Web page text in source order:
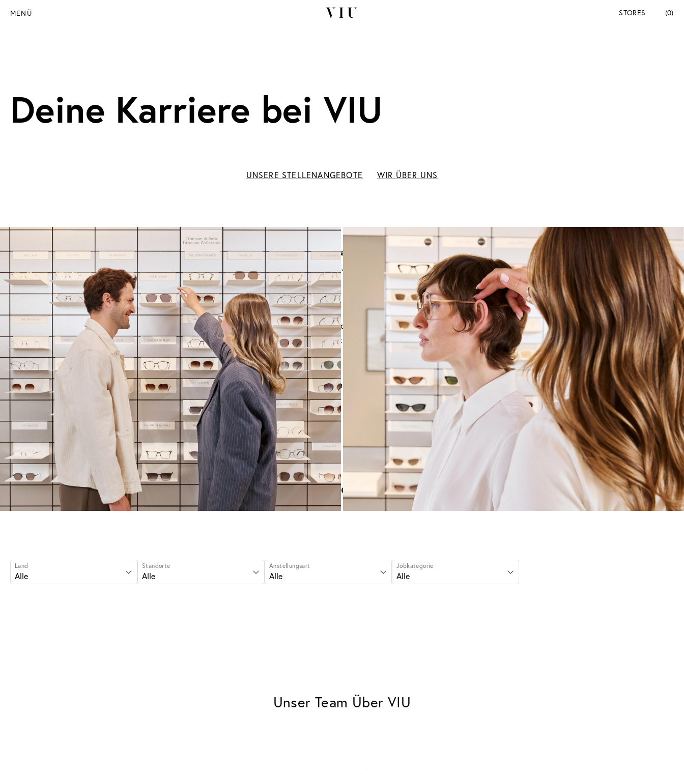
MENÜ STORES (0)
Deine Karriere bei VIU
UNSERE STELLENANGEBOTE WIR ÜBER UNS
Bei VIU Eyewear verbinden wirSchweizer Design-Exzellenz erstklassiger Handwerkskunst
und den
. Wir stehen für Qualität, Innovation und bewusste Entscheidungen – von der
Fertigung bis zum Trageerlebnis.
Wir suchen Talente, die mit Engagement und Expertise unsere Marke in unseren Stores oder im Headquarter
weiter voranbringen möchten. Ob im direkten Kundenkontakt in unseren Stores oder in einer unserer
vielfältigen Funktionen im Headquarter: Bei VIU findest du die ideale Plattform, um deine Expertise
einzubringen und dich weiterzuentwickeln.
Bereit für deinen nächsten Schritt?Wir freuen uns auf deine Bewerbung – sende uns deine Unterlagen
klassisch über den „Jetzt bewerben“-Button oder nimm direkt Kontakt auf via LinkedIn, Xing oder WhatsApp.
Wir sind gespannt darauf, dich kennenzulernen.
Deine Karriere bei VIU
Land Standorte Anstellungsart Jobkategorie
Unser Team Über VIU